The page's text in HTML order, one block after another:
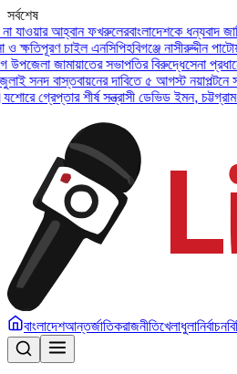
সর্বশেষ
আহ্বান ফখরুলেরবাংলাদেশকে ধন্যবাদ
চাইল এনসিপিহবিগঞ্জে নাসীরুদ্দীন
জামায়াতের সভাপতির বিরুদ্ধেসেনা প্রধানের
বাস্তবায়নের দাবিতে ৫ আগস্ট নয়াপল্টনে
গ্রেপ্তার শীর্ষ সন্ত্রাসী ডেভিড ইমন, চট্টগ্রাম
বাংলাদেশআন্তর্জাতিকরাজনীতিখেলাধুলানির্বাচন